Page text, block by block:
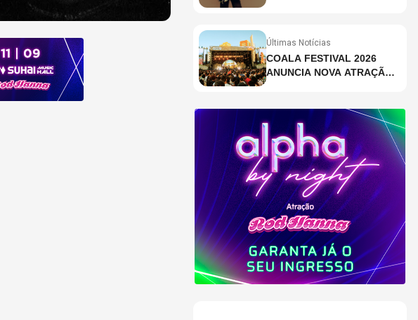
Últimas Notícias
COALA FESTIVAL 2026
ANUNCIA NOVA ATRAÇÃO;